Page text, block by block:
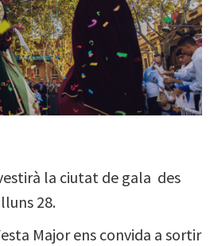
la ciutat de gala des
28.
Major ens convida a sortir